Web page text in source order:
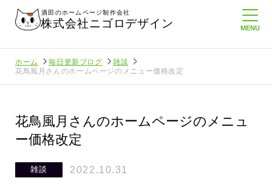
酒田のホームページ制作会社
株式会社ニゴロデザイン
ホーム 毎日更新ブログ
雑談
花鳥風月さんのホームページのメニュー価格改定
花鳥風月さんのホームページのメニュ
ー価格改定
雑談 2022.10.31